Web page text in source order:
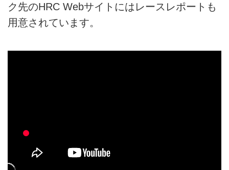
ク先のHRC Webサイトにはレースレポートも
用意されています。